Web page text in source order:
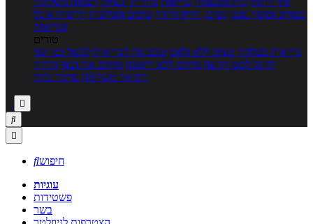
ספורט וכושר גופני נשים, הריון ולידה טיפים והמלצות חדשות אוכל
ובריאות
טורים
בריאות בצלחת טעים ללא גלוטן טבעונות לבריאות לבשל כמו שף
תזונה לבטן רגועה מרזים ללא דיאטה מזיזים את הגוף הרזיה
ורפואה משלימה גורמה ביתי



חיפוש
עוגיות
פשטידות
בשר